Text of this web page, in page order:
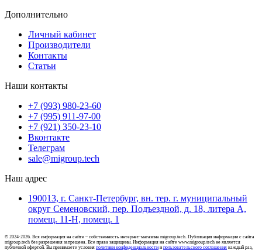
Дополнительно
Личный кабинет
Производители
Контакты
Статьи
Наши контакты
+7 (993) 980-23-60
+7 (995) 911-97-00
+7 (921) 350-23-10
Вконтакте
Телеграм
sale@migroup.tech
Наш адрес
190013, г. Санкт-Петербург, вн. тер. г. муниципальный
округ Семеновский, пер. Подъездной, д. 18, литера А,
помещ. 11-Н, помещ. 1
© 2024-2026. Вся информация на сайте – собственность интернет-магазина migroup.tech. Публикация информации с сайта
migroup.tech без разрешения запрещена. Все права защищены. Информация на сайте www.migroup.tech не является
публичной офертой. Вы принимаете условия политики конфиденциальности и пользовательского соглашения каждый раз,